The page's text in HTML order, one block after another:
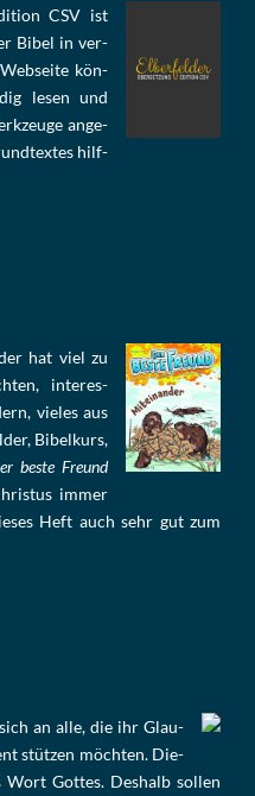
CSV ist
Bi­bel in ver­
kön­
le­sen und
an­ge­
hilf­
hat viel zu
in­te­res­
vie­les aus
Bi­bel­kurs,
beste Freund
im­mer
Heft auch sehr gut zum
an alle, die ihr Glau­
stüt­zen möch­ten. Die­
Got­tes. Des­halb sol­len